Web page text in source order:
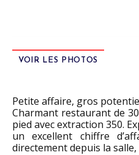
VOIR LES PHOTOS
Petite affaire, gros
Charmant restaurant de
pied avec extraction 350.
un excellent chiffre
directement depuis la